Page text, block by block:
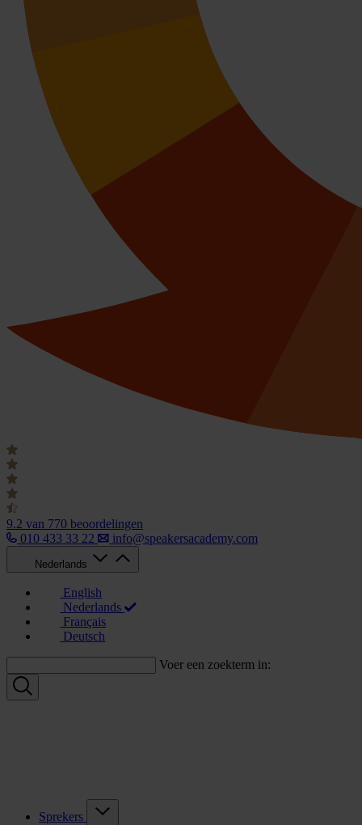
9.2 van 770 beoordelingen
010 433 33 22
info@speakersacademy.com
Nederlands
English
Nederlands
Français
Deutsch
Voer een zoekterm in:
Sprekers